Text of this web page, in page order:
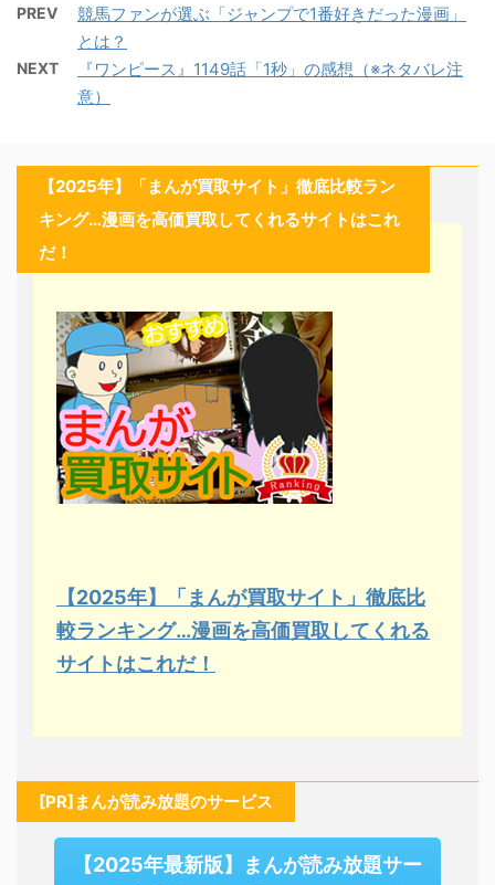
PREV
競馬ファンが選ぶ「ジャンプで1番好きだった漫画」
とは？
NEXT
『ワンピース』1149話「1秒」の感想（※ネタバレ注
意）
【2025年】「まんが買取サイト」徹底比較ラン
キング…漫画を高価買取してくれるサイトはこれ
だ！
【2025年】「まんが買取サイト」徹底比
較ランキング…漫画を高価買取してくれる
サイトはこれだ！
[PR]まんが読み放題のサービス
【2025年最新版】まんが読み放題サー